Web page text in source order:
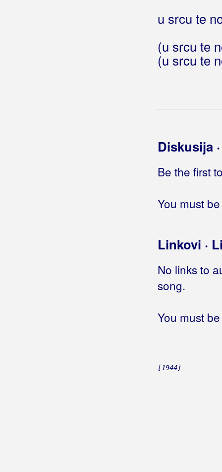
u srcu te
(u srcu te
(u srcu te
Diskusija
Be the first
You must
Linkovi ·
No links to
song.
You must
[1944]